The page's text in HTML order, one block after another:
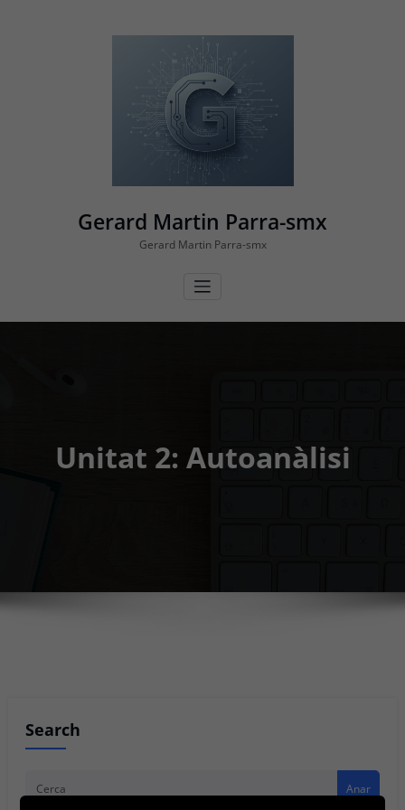
Gerard Martin Parra-smx
Gerard Martin Parra-smx
Unitat 2: Autoanàlisi
Search
Anar